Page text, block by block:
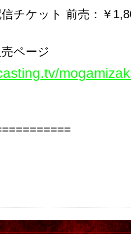
チケット 前売：￥
ページ